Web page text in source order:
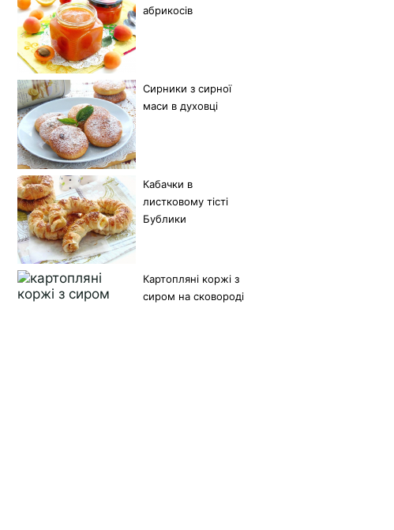
абрикосів
Сирники з сирної
маси в духовці
Кабачки в
листковому тісті
Бублики
Картопляні коржі з
сиром на сковороді